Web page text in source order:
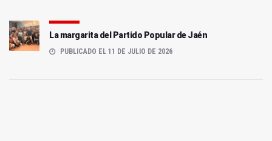
La margarita del Partido Popular de Jaén
PUBLICADO EL 11 DE JULIO DE 2026